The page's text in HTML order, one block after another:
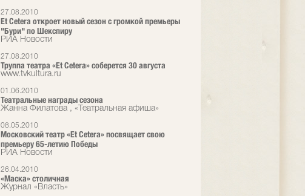
27.08.2010
Et Cetera откроет новый сезон с громкой премьеры
"Бури" по Шекспиру
РИА Новости
27.08.2010
Труппа театра «Et Cetera» соберется 30 августа
www.tvkultura.ru
01.06.2010
Театральные награды сезона
Жанна Филатова , «Театральная афиша»
08.05.2010
Московский театр «Et Cetera» посвящает свою
премьеру 65-летию Победы
РИА Новости
26.04.2010
«Маска» столичная
Журнал «Власть»